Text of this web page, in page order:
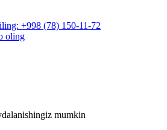
+998 (78) 150-11-72
oling
mumkin